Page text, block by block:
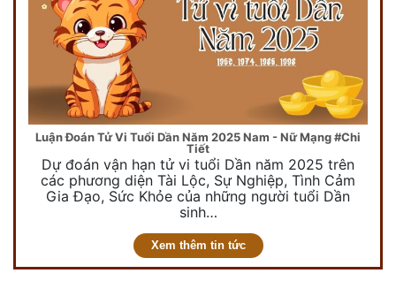
Luận Đoán Tử Vi Tuổi Dần Năm 2025 Nam - Nữ Mạng #Chi
Tiết
Dự đoán vận hạn tử vi tuổi Dần năm 2025 trên
các phương diện Tài Lộc, Sự Nghiệp, Tình Cảm
Gia Đạo, Sức Khỏe của những người tuổi Dần
sinh…
Xem thêm tin tức